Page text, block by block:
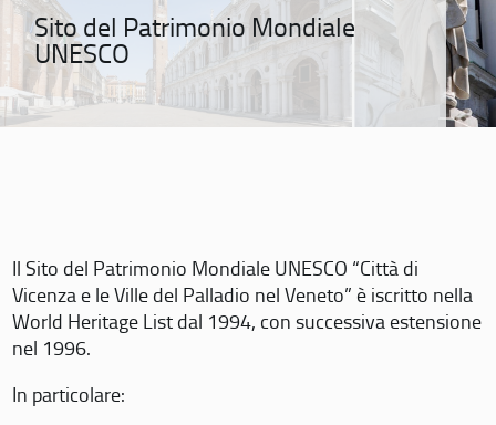
Sito del Patrimonio Mondiale
UNESCO
Il Sito del Patrimonio Mondiale UNESCO “Città di
Vicenza e le Ville del Palladio nel Veneto” è iscritto nella
World Heritage List dal 1994, con successiva estensione
nel 1996.
In particolare: